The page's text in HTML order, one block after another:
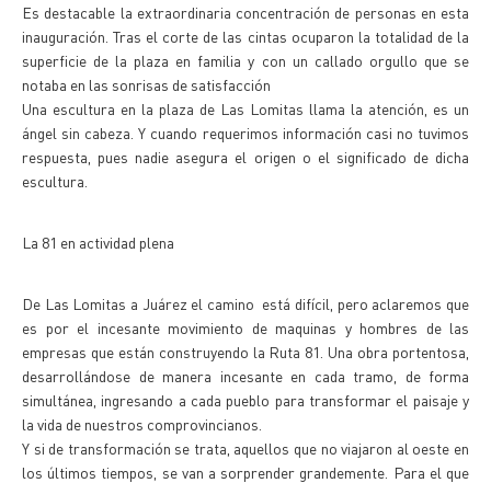
Es destacable la extraordinaria concentración de personas en esta
inauguración. Tras el corte de las cintas ocuparon la totalidad de la
superficie de la plaza en familia y con un callado orgullo que se
notaba en las sonrisas de satisfacción
Una escultura en la plaza de Las Lomitas llama la atención, es un
ángel sin cabeza. Y cuando requerimos información casi no tuvimos
respuesta, pues nadie asegura el origen o el significado de dicha
escultura.
La 81 en actividad plena
De Las Lomitas a Juárez el camino está difícil, pero aclaremos que
es por el incesante movimiento de maquinas y hombres de las
empresas que están construyendo la Ruta 81. Una obra portentosa,
desarrollándose de manera incesante en cada tramo, de forma
simultánea, ingresando a cada pueblo para transformar el paisaje y
la vida de nuestros comprovincianos.
Y si de transformación se trata, aquellos que no viajaron al oeste en
los últimos tiempos, se van a sorprender grandemente. Para el que